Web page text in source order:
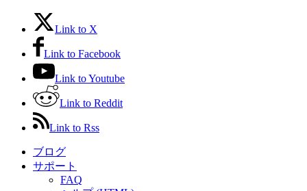
Link to X
Link to Facebook
Link to Youtube
Link to Reddit
Link to Rss
ブログ
サポート
FAQ